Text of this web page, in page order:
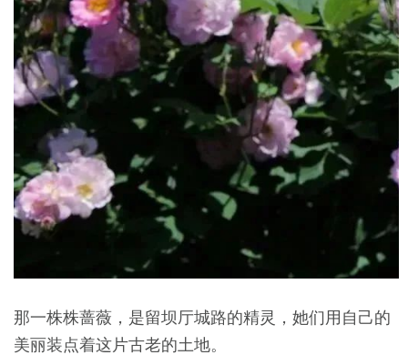
那一株株蔷薇，是留坝厅城路的精灵，她们用自己的
美丽装点着这片古老的土地。